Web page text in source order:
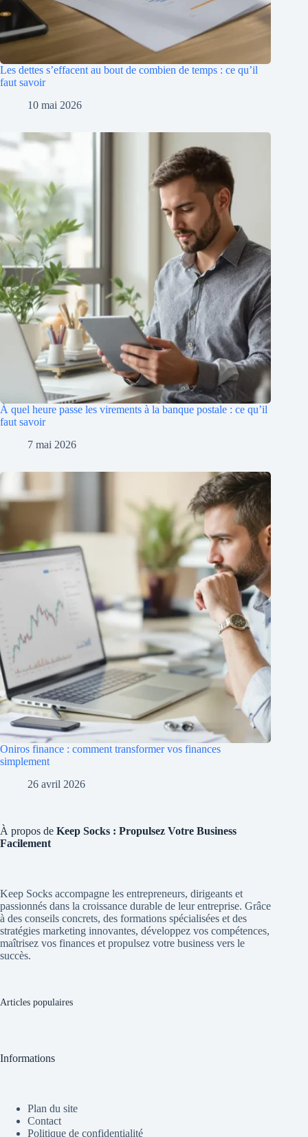
Les dettes s’effacent au bout de combien de temps : ce qu’il
faut savoir
10 mai 2026
À quel heure passe les virements à la banque postale : ce qu’il
faut savoir
7 mai 2026
Oniros finance : comment transformer vos finances
simplement
26 avril 2026
À propos de Keep Socks : Propulsez Votre Business
Facilement
Keep Socks accompagne les entrepreneurs, dirigeants et
passionnés dans la croissance durable de leur entreprise. Grâce
à des conseils concrets, des formations spécialisées et des
stratégies marketing innovantes, développez vos compétences,
maîtrisez vos finances et propulsez votre business vers le
succès.
Articles populaires
Informations
Plan du site
Contact
Politique de confidentialité